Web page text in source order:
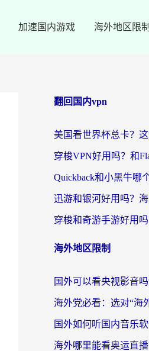
加速国内游戏 海外地区限制
翻回国内vpn
海外地区限制